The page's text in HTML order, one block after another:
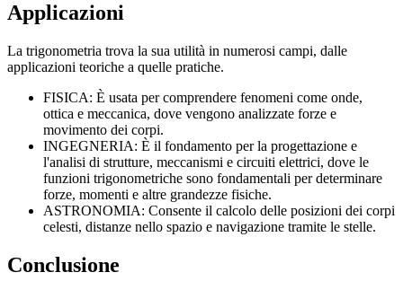
Applicazioni
La trigonometria trova la sua utilità in numerosi campi, dalle
applicazioni teoriche a quelle pratiche.
FISICA: È usata per comprendere fenomeni come onde,
ottica e meccanica, dove vengono analizzate forze e
movimento dei corpi.
INGEGNERIA: È il fondamento per la progettazione e
l'analisi di strutture, meccanismi e circuiti elettrici, dove le
funzioni trigonometriche sono fondamentali per determinare
forze, momenti e altre grandezze fisiche.
ASTRONOMIA: Consente il calcolo delle posizioni dei corpi
celesti, distanze nello spazio e navigazione tramite le stelle.
Conclusione